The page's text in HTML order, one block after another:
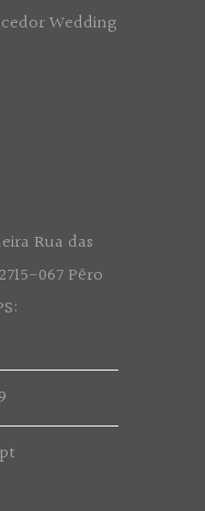
Rua das
067 Pêro